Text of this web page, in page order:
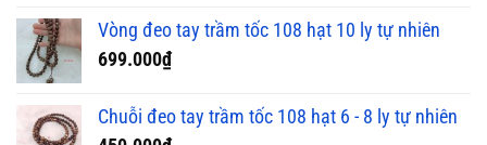
Vòng đeo tay trầm tốc 108 hạt 10 ly tự nhiên
699.000₫
Chuỗi đeo tay trầm tốc 108 hạt 6 - 8 ly tự nhiên